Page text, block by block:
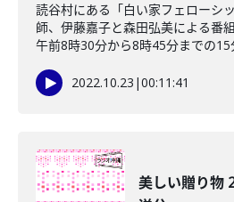
読谷村にある「白い家フェローシ
師、伊藤嘉子と森田弘美による番
午前8時30分から8時45分までの15
2022.10.23 |00:11:41
美しい贈り物